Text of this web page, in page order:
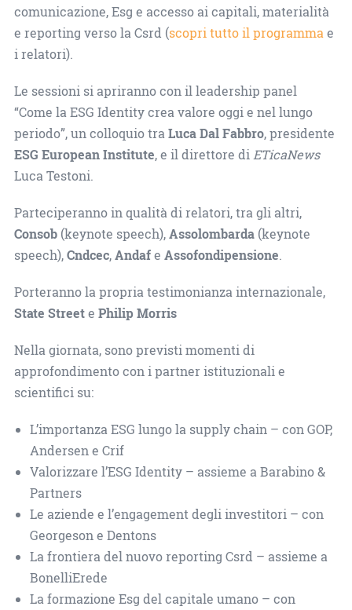
comunicazione, Esg e accesso ai capitali, materialità
e reporting verso la Csrd (scopri tutto il programmae
i relatori).
Le sessioni si apriranno con il leadership panel
“Come la ESG Identity crea valore oggi e nel lungo
periodo”, un colloquio traLuca Dal Fabbro, presidente
ESG European Institute, e il direttore diETicaNews
Luca Testoni.
Parteciperanno in qualità di relatori, tra gli altri,
Consob(keynote speech),Assolombarda(keynote
speech),Cndcec,Andafe Assofondipensione.
Porteranno la propria testimonianza internazionale,
State Streete Philip Morris
Nella giornata, sono previsti momenti di
approfondimento con i partner istituzionali e
scientifici su:
L’importanza ESG lungo la supply chain – con GOP,
Andersen e Crif
Valorizzare l’ESG Identity – assieme a Barabino &
Partners
Le aziende e l’engagement degli investitori – con
Georgeson e Dentons
La frontiera del nuovo reporting Csrd – assieme a
BonelliErede
La formazione Esg del capitale umano – con